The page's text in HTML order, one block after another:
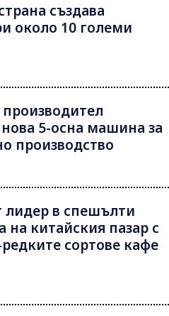
създава
около 10 големи
5-осна машина за
производство
лидер в спешълти
на китайския пазар с
сортове кафе